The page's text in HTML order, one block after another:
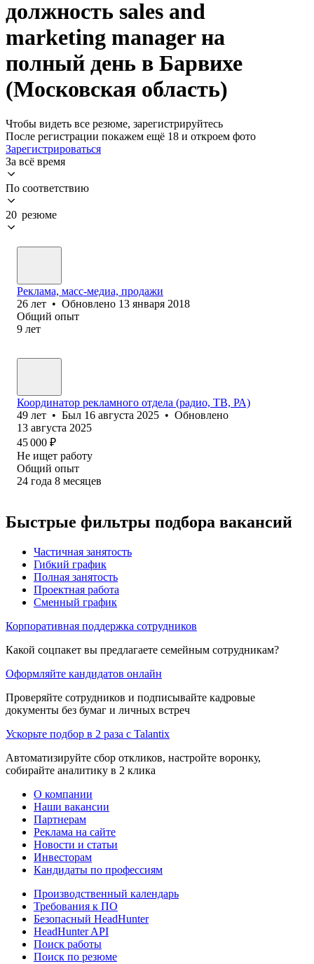
должность sales and
marketing manager на
полный день в Барвихе
(Московская область)
Чтобы видеть все резюме, зарегистрируйтесь
После регистрации покажем ещё 18 и откроем фото
Зарегистрироваться
За всё время
По соответствию
20 резюме
Реклама, масс-медиа, продажи
26 лет • Обновлено 13 января 2018
Общий опыт
9 лет
Координатор рекламного отдела (радио, ТВ, РА)
49 лет • Был 16 августа 2025 • Обновлено
13 августа 2025
45 000 ₽
Не ищет работу
Общий опыт
24 года 8 месяцев
Быстрые фильтры подбора вакансий
Частичная занятость
Гибкий график
Полная занятость
Проектная работа
Сменный график
Корпоративная поддержка сотрудников
Какой соцпакет вы предлагаете семейным сотрудникам?
Оформляйте кандидатов онлайн
Проверяйте сотрудников и подписывайте кадровые
документы без бумаг и личных встреч
Ускорьте подбор в 2 раза с Talantix
Автоматизируйте сбор откликов, настройте воронку,
собирайте аналитику в 2 клика
О компании
Наши вакансии
Партнерам
Реклама на сайте
Новости и статьи
Инвесторам
Кандидаты по профессиям
Производственный календарь
Требования к ПО
Безопасный HeadHunter
HeadHunter API
Поиск работы
Поиск по резюме